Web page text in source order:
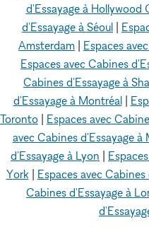
d'Essayage à Hollywood
d'Essayage à Séoul |
Amsterdam | Espaces
Espaces avec Cabines
Cabines d'Essayage à
d'Essayage à Montréal|
Toronto | Espaces avec
avec Cabines d'Essayage à
d'Essayage à Lyon |
York| Espaces avec
Cabines d'Essayage à